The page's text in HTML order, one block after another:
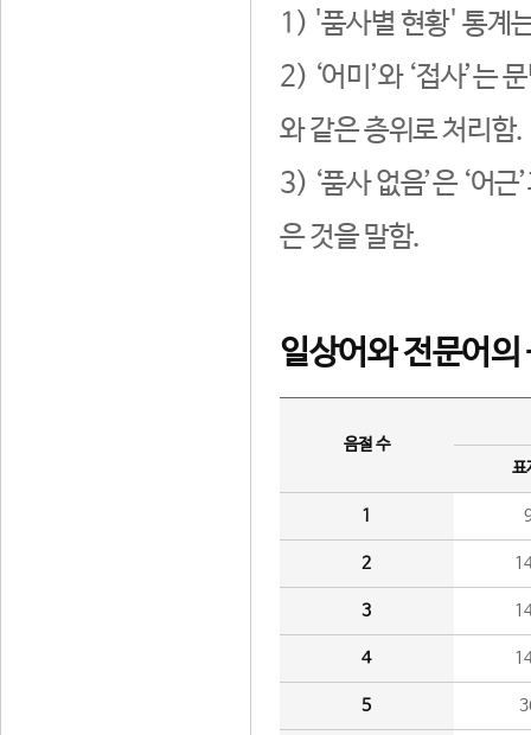
1) '품사별 현황' 통계
2) ‘어미’와 ‘접사’는
와 같은 층위로 처리함.
3) ‘품사 없음’은 ‘어
은 것을 말함.
일상어와 전문어의
음절 수
표
1
2
3
4
5